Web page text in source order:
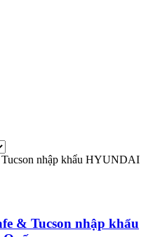
& Tucson nhập khẩu